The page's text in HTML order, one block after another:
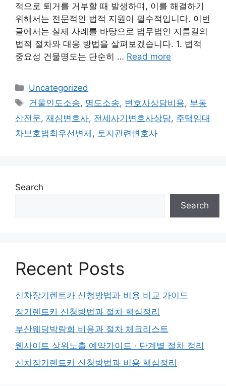
적으로 퇴거를 거부할 때 발생하며, 이를 해결하기
위해서는 전문적인 법적 지원이 필수적입니다. 이번
글에서는 실제 사례를 바탕으로 법무법인 지름길의
법적 절차와 대응 방법을 살펴보겠습니다. 1. 법적
중요성 건물명도는 단순히 … Read more
Categories
Uncategorized
Tags
건물인도소송, 명도소송, 변호사상담비용, 부동
산전문, 재심변호사, 전세사기변호사상담, 주택임대
차보호법최우선변제 , 토지관련변호사
Search
Search
Recent Posts
신차장기렌트카 신청방법과 비용 비교 가이드
장기렌트카 신청방법과 절차 핵심정리
부산웨딩박람회 비용과 절차 체크리스트
웹사이트 상위노출 예약가이드 · 단계별 절차 정리
신차장기렌트카 신청방법과 비용 핵심정리